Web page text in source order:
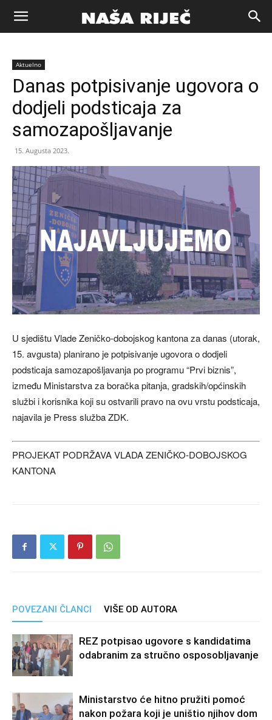
Naša
riječ
Aktuelno
Danas potpisivanje ugovora o
dodjeli podsticaja za
samozapošljavanje
15. Augusta 2023.
U sjedištu Vlade Zeničko-dobojskog kantona za danas (utorak,
15. avgusta) planirano je potpisivanje ugovora o dodjeli
podsticaja samozapošljavanja po programu “Prvi biznis”,
između Ministarstva za boračka pitanja, gradskih/općinskih
službi i korisnika koji su ostvarili pravo na ovu vrstu podsticaja,
najavila je Press služba ZDK.
PROJEKAT PODRŽAVA VLADA ZENIČKO-DOBOJSKOG
KANTONA
POVEZANI ČLANCI VIŠE OD AUTORA
REZ potpisao ugovore s kandidatima
odabranim za stručno osposobljavanje
Ministarstvo će hitno pružiti pomoć
nakon požara koji je uništio njihov dom